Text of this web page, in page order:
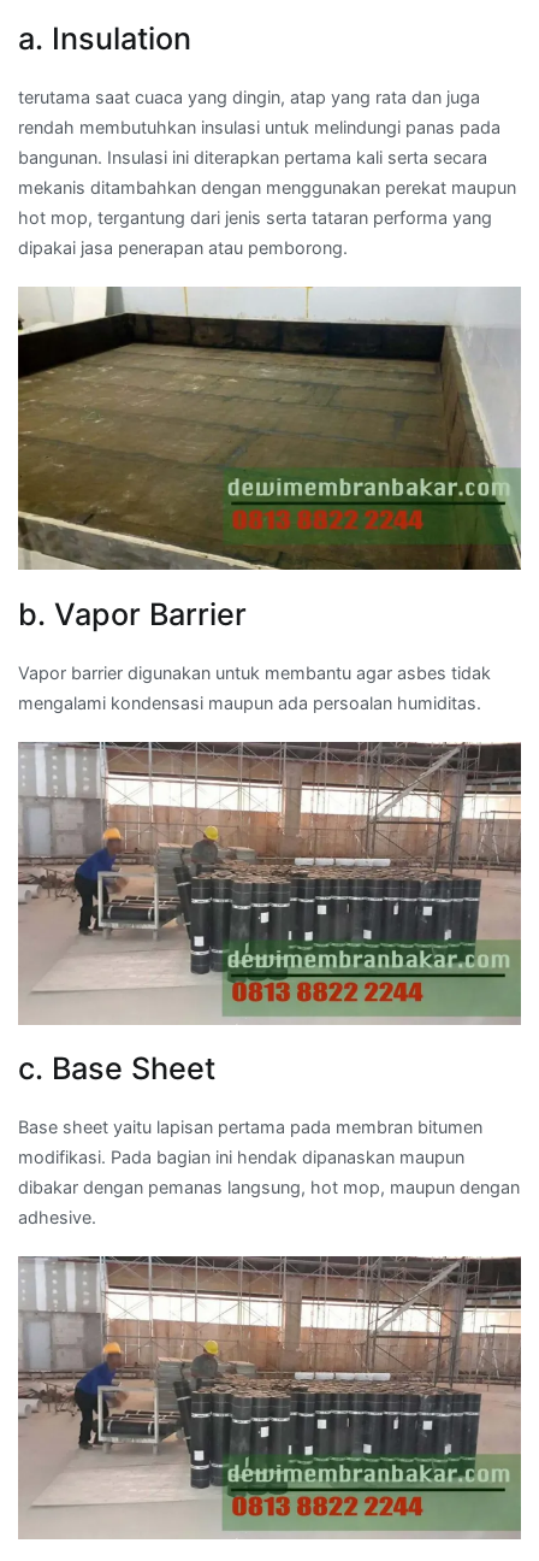
a. Insulation
terutama saat cuaca yang dingin, atap yang rata dan juga
rendah membutuhkan insulasi untuk melindungi panas pada
bangunan. Insulasi ini diterapkan pertama kali serta secara
mekanis ditambahkan dengan menggunakan perekat maupun
hot mop, tergantung dari jenis serta tataran performa yang
dipakai jasa penerapan atau pemborong.
b. Vapor Barrier
Vapor barrier digunakan untuk membantu agar asbes tidak
mengalami kondensasi maupun ada persoalan humiditas.
c. Base Sheet
Base sheet yaitu lapisan pertama pada membran bitumen
modifikasi. Pada bagian ini hendak dipanaskan maupun
dibakar dengan pemanas langsung, hot mop, maupun dengan
adhesive.